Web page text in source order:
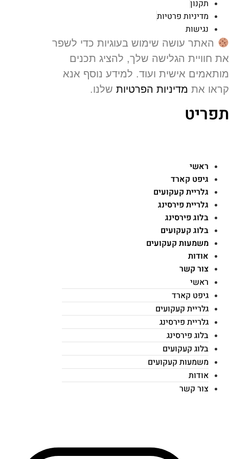
תקנון
מדיניות פרטיות
נגישות
האתר עושה שימוש בעוגיות כדי לשפר
חוויית הגלישה שלך, להציג תכנים
אישית ועוד. למידע נוסף אנא
אתמדיניות הפרטיותשלנו.
ראשי
גיפט קארד
גלריית קעקועים
גלריית פירסינג
בלוג פירסינג
בלוג קעקועים
משמעות קעקועים
אודות
צור קשר
ראשי
גיפט קארד
גלריית קעקועים
גלריית פירסינג
בלוג פירסינג
בלוג קעקועים
משמעות קעקועים
אודות
צור קשר